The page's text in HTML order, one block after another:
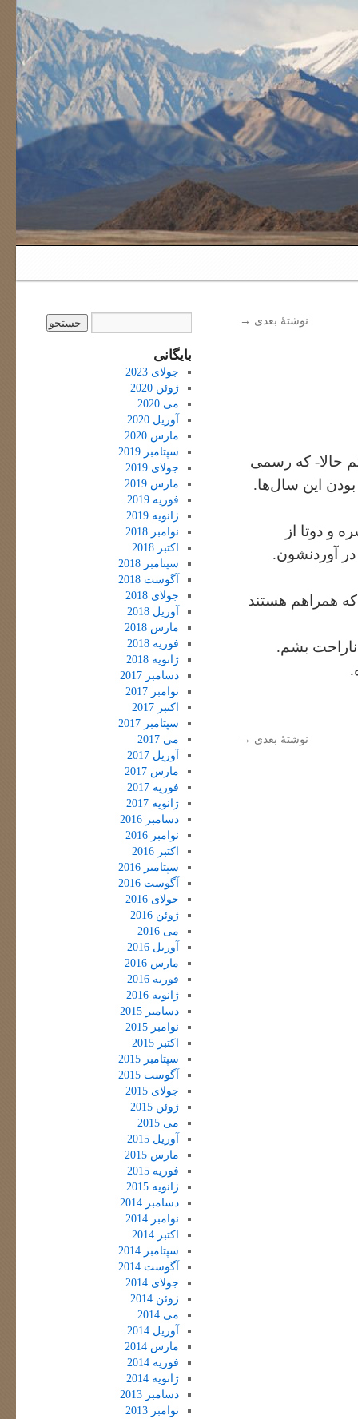
نوشتهٔ بعدی →
حالا- که رسمی
بودن این سال‌ها.
و دوتا از
آوردنشون.
همراهم هستند
بشم.
نوشتهٔ بعدی →
بایگانی
جولای 2023
ژوئن 2020
می 2020
آوریل 2020
مارس 2020
سپتامبر 2019
جولای 2019
مارس 2019
فوریه 2019
ژانویه 2019
نوامبر 2018
اکتبر 2018
سپتامبر 2018
آگوست 2018
جولای 2018
آوریل 2018
مارس 2018
فوریه 2018
ژانویه 2018
دسامبر 2017
نوامبر 2017
اکتبر 2017
سپتامبر 2017
می 2017
آوریل 2017
مارس 2017
فوریه 2017
ژانویه 2017
دسامبر 2016
نوامبر 2016
اکتبر 2016
سپتامبر 2016
آگوست 2016
جولای 2016
ژوئن 2016
می 2016
آوریل 2016
مارس 2016
فوریه 2016
ژانویه 2016
دسامبر 2015
نوامبر 2015
اکتبر 2015
سپتامبر 2015
آگوست 2015
جولای 2015
ژوئن 2015
می 2015
آوریل 2015
مارس 2015
فوریه 2015
ژانویه 2015
دسامبر 2014
نوامبر 2014
اکتبر 2014
سپتامبر 2014
آگوست 2014
جولای 2014
ژوئن 2014
می 2014
آوریل 2014
مارس 2014
فوریه 2014
ژانویه 2014
دسامبر 2013
نوامبر 2013